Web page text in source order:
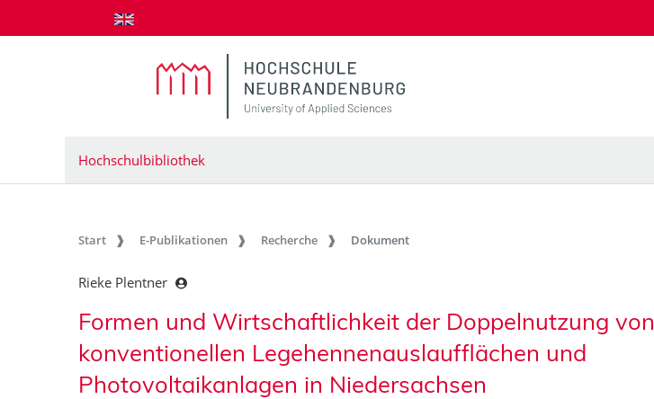
zum Inhalt springen
Hochschulbibliothek
Start E-Publikationen Recherche Dokument
Rieke Plentner
Formen und Wirtschaftlichkeit der Doppelnutzung von
konventionellen Legehennenauslaufflächen und
Photovoltaikanlagen in Niedersachsen